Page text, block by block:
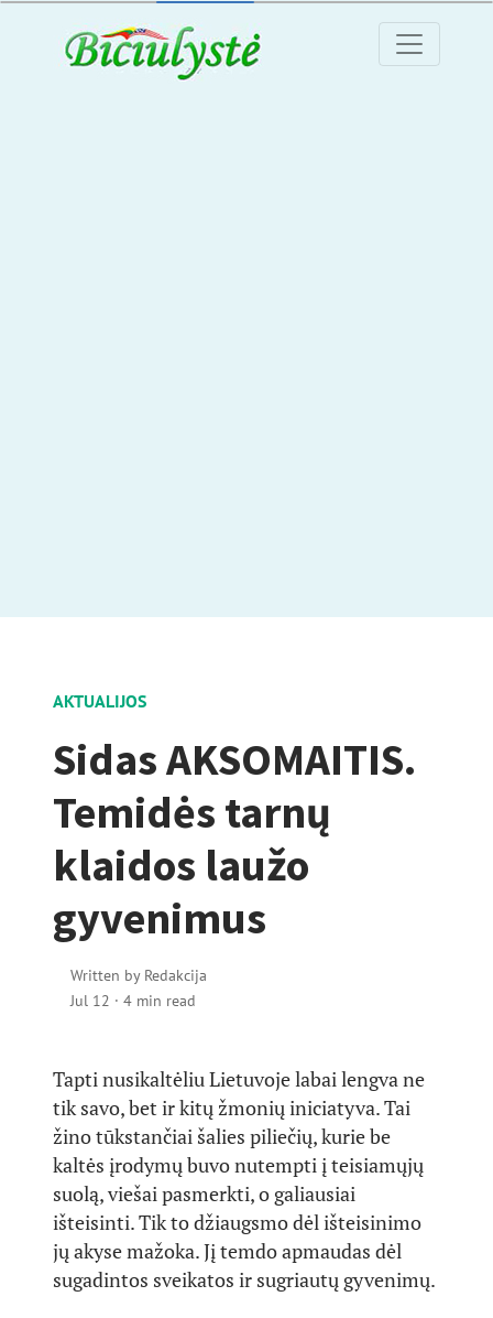
AKTUALIJOS
Sidas AKSOMAITIS.
Temidės tarnų
klaidos laužo
gyvenimus
Written by Redakcija
Jul 12 · 4 min read
Tapti nusikaltėliu Lietuvoje labai lengva ne
tik savo, bet ir kitų žmonių iniciatyva. Tai
žino tūkstančiai šalies piliečių, kurie be
kaltės įrodymų buvo nutempti į teisiamųjų
suolą, viešai pasmerkti, o galiausiai
išteisinti. Tik to džiaugsmo dėl išteisinimo
jų akyse mažoka. Jį temdo apmaudas dėl
sugadintos sveikatos ir sugriautų gyvenimų.